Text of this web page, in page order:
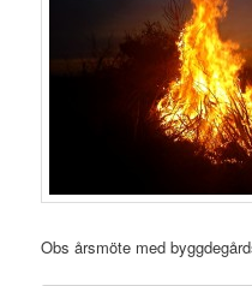
Obs årsmöte med